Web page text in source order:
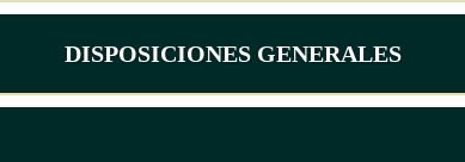
DISPOSICIONES GENERALES